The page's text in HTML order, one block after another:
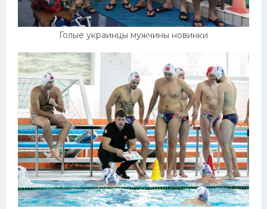
Голые украинцы мужчины новинки